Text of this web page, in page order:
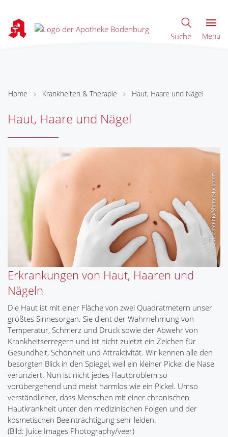
Suche Menü
Home Krankheiten & Therapie Haut, Haare und Nägel
Haut, Haare und Nägel
Erkrankungen von Haut, Haaren und
Nägeln
Die Haut ist mit einer Fläche von zwei Quadratmetern unser
größtes Sinnesorgan. Sie dient der Wahrnehmung von
Temperatur, Schmerz und Druck sowie der Abwehr von
Krankheitserregern und ist nicht zuletzt ein Zeichen für
Gesundheit, Schönheit und Attraktivität. Wir kennen alle den
besorgten Blick in den Spiegel, weil ein kleiner Pickel die Nase
verunziert. Nun ist nicht jedes Hautproblem so
vorübergehend und meist harmlos wie ein Pickel. Umso
verständlicher, dass Menschen mit einer chronischen
Hautkrankheit unter den medizinischen Folgen und der
kosmetischen Beeinträchtigung sehr leiden.
(Bild: Juice Images Photography/veer)